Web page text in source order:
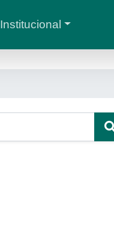
Institucional